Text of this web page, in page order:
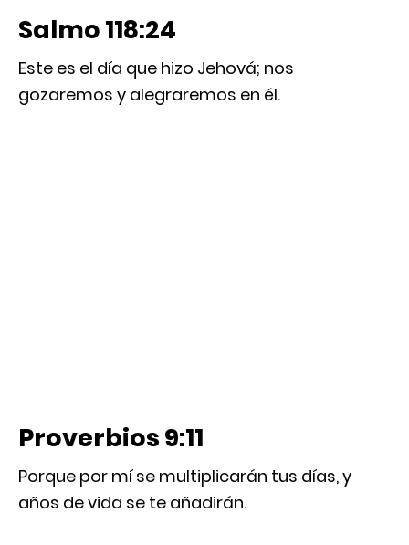
Salmo 118:24
Este es el día que hizo Jehová; nos
gozaremos y alegraremos en él.
Proverbios 9:11
Porque por mí se multiplicarán tus días, y
años de vida se te añadirán.